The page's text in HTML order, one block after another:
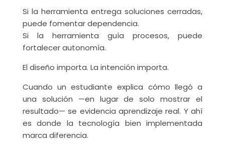
Si la herramienta entrega soluciones cerradas,
puede fomentar dependencia.
Si la herramienta guía procesos, puede
fortalecer autonomía.
El diseño importa. La intención importa.
Cuando un estudiante explica cómo llegó a
una solución —en lugar de solo mostrar el
resultado— se evidencia aprendizaje real. Y ahí
es donde la tecnología bien implementada
marca diferencia.